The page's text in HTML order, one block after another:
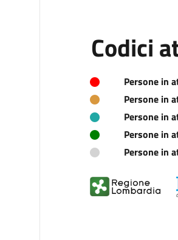
Codici
Persone in
Persone in
Persone in
Persone in
Persone in